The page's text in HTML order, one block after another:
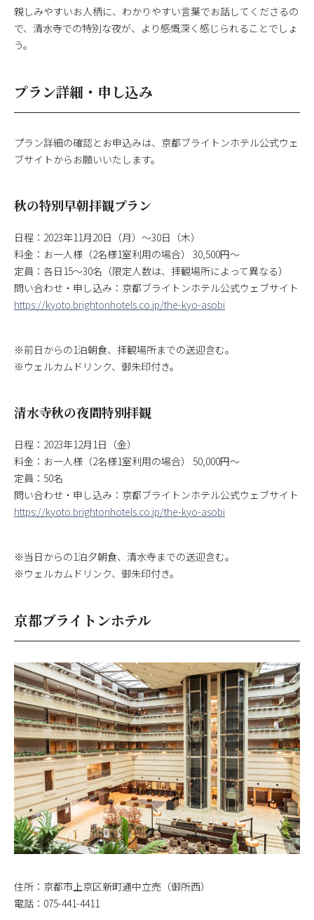
親しみやすいお人柄に、わかりやすい言葉でお話してくださるの
で、清水寺での特別な夜が、より感慨深く感じられることでしょ
う。
プラン詳細・申し込み
プラン詳細の確認とお申込みは、京都ブライトンホテル公式ウェ
ブサイトからお願いいたします。
秋の特別早朝拝観プラン
日程：2023年11月20日（月）～30日（木）
料金：お一人様（2名様1室利用の場合） 30,500円～
定員：各日15～30名（限定人数は、拝観場所によって異なる）
問い合わせ・申し込み：京都ブライトンホテル公式ウェブサイト
https://kyoto.brightonhotels.co.jp/the-kyo-asobi
※前日からの1泊朝食、拝観場所までの送迎含む。
※ウェルカムドリンク、御朱印付き。
清水寺秋の夜間特別拝観
日程：2023年12月1日（金）
料金：お一人様（2名様1室利用の場合） 50,000円～
定員：50名
問い合わせ・申し込み：京都ブライトンホテル公式ウェブサイト
https://kyoto.brightonhotels.co.jp/the-kyo-asobi
※当日からの1泊夕朝食、清水寺までの送迎含む。
※ウェルカムドリンク、御朱印付き。
京都ブライトンホテル
住所：京都市上京区新町通中立売（御所西）
電話：075-441-4411